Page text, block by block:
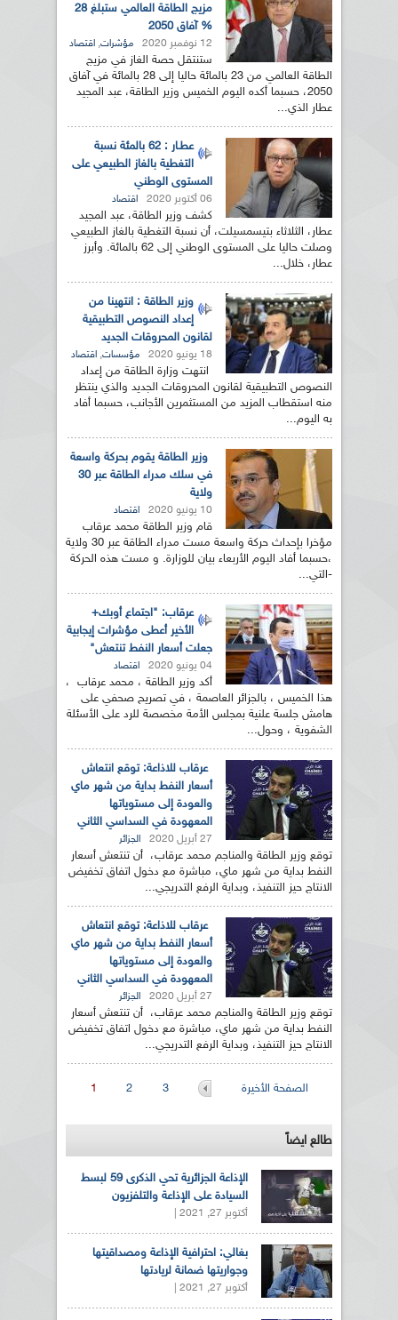
مزيج الطاقة العالمي ستبلغ 28
% آفاق 2050
12 نوفمبر 2020 مؤشرات, اقتصاد
ستنتقل حصة الغاز في مزيج
الطاقة العالمي من 23 بالمائة حاليا إلى 28 بالمائة في آفاق
2050، حسبما أكده اليوم الخميس وزير الطاقة، عبد المجيد
عطار الذي...
عطـار : 62 بالمئة نسبة
التغطية بالغاز الطبيعي على
المستوى الوطني
06 أكتوبر 2020 اقتصاد
كشف وزير الطاقة، عبد المجيد
عطار، الثلاثاء بتيسمسيلت، أن نسبة التغطية بالغاز الطبيعي
وصلت حاليا على المستوى الوطني إلى 62 بالمائة. وأبرز
عطار، خلال...
وزير الطاقة : انتهينا من
إعداد النصوص التطبيقية
لقانون المحروقات الجديد
18 يونيو 2020 مؤسسات, اقتصاد
انتهت وزارة الطاقة من إعداد
النصوص التطبيقية لقانون المحروقات الجديد والذي ينتظر
منه استقطاب المزيد من المستثمرين الأجانب، حسبما أفاد
به اليوم...
وزير الطاقة يقوم بحركة واسعة
في سلك مدراء الطاقة عبر 30
ولاية
10 يونيو 2020 اقتصاد
قام وزير الطاقة محمد عرقاب
مؤخرا بإحداث حركة واسعة مست مدراء الطاقة عبر 30 ولاية
،حسبما أفاد اليوم الأربعاء بيان للوزارة. و مست هذه الحركة
-التي...
عرقاب: "اجتماع أوبك+
الأخير أعطى مؤشرات إيجابية
جعلت أسعار النفط تنتعش"
04 يونيو 2020 اقتصاد
أكد وزير الطاقة ، محمد عرقاب ،
هذا الخميس ، بالجزائر العاصمة ، في تصريح صحفي على
هامش جلسة علنية بمجلس الأمة مخصصة للرد على الأسئلة
الشفوية ، وحول...
عرقاب للاذاعة: توقع انتعاش
أسعار النفط بداية من شهر ماي
والعودة إلى مستوياتها
المعهودة في السداسي الثاني
27 أبريل 2020 الجزائر
توقع وزير الطاقة والمناجم محمد عرقاب، أن تنتعش أسعار
النفط بداية من شهر ماي، مباشرة مع دخول اتفاق تخفيض
الانتاج حيز التنفيذ، وبداية الرفع التدريجي...
عرقاب للاذاعة: توقع انتعاش
أسعار النفط بداية من شهر ماي
والعودة إلى مستوياتها
المعهودة في السداسي الثاني
27 أبريل 2020 الجزائر
توقع وزير الطاقة والمناجم محمد عرقاب، أن تنتعش أسعار
النفط بداية من شهر ماي، مباشرة مع دخول اتفاق تخفيض
الانتاج حيز التنفيذ، وبداية الرفع التدريجي...
الصفحات 1 2 3 الصفحة الأخيرة
طالع ايضاً
الإذاعة الجزائرية تحي الذكرى 59 لبسط
السيادة على الإذاعة والتلفزيون
أكتوبر 27, 2021 |
بغالي: احترافية الإذاعة ومصداقيتها
وجواريتها ضمانة لريادتها
أكتوبر 27, 2021 |